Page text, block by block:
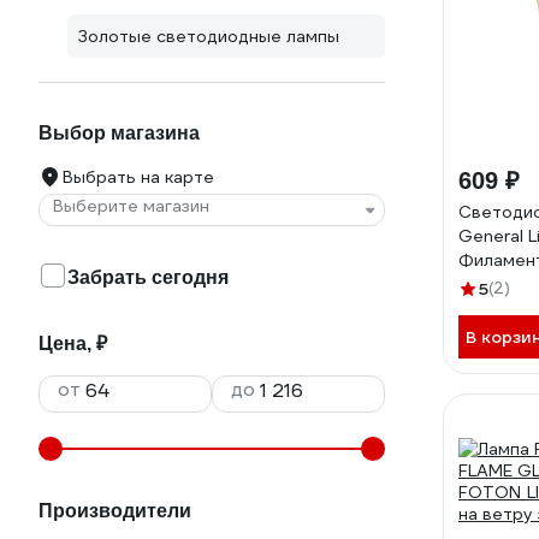
Золотые светодиодные лампы
Выбор магазина
Выбрать на карте
Выберите магазин
Забрать сегодня
Цена, ₽
от до
Производители
609 ₽
General
золотой
Труба
230-
5(2)
В